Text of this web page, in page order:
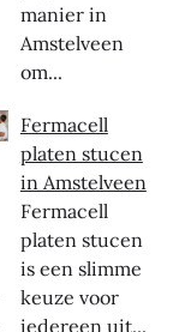
manier in
Amstelveen
om...
Fermacell
platen stucen
in Amstelveen
Fermacell
platen stucen
is een slimme
keuze voor
iedereen uit...